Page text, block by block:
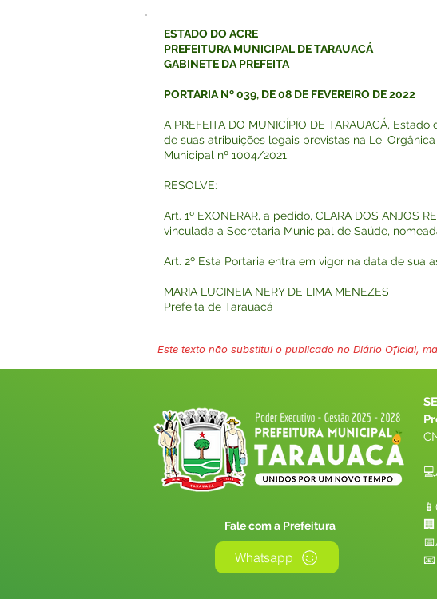
ESTADO DO ACRE
PREFEITURA MUNICIPAL DE TARAUACÁ
GABINETE DA PREFEITA
PORTARIA Nº 039, DE 08 DE FEVEREIRO DE 2022
A PREFEITA DO MUNICÍPIO DE TARAUACÁ, Estado
de suas atribuições legais previstas na Lei
Municipal nº 1004/2021;
RESOLVE:
Art. 1º EXONERAR, a pedido, CLARA DOS ANJOS
vinculada a Secretaria Municipal de Saúde,
Art. 2º Esta Portaria entra em vigor na data de sua
MARIA LUCINEIA NERY DE LIMA MENEZES
Prefeita de Tarauacá
Este texto não substitui o publicado no Diário Oficial,
Fale com a Prefeitura
Whatsapp
📧